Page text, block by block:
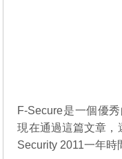
F-Secure是一個優
現在通過這篇文章，
Security 2011一年時